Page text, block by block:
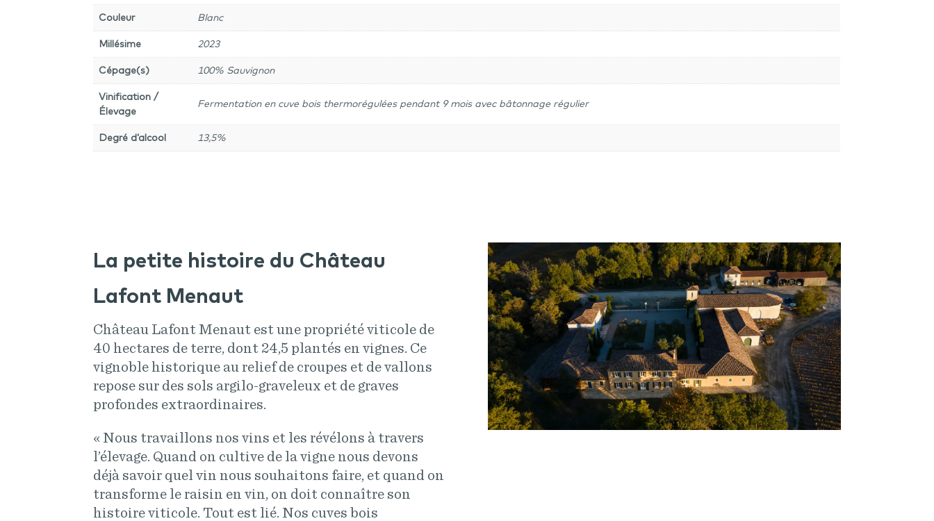
Couleur Blanc
Millésime 2023
Cépage(s) 100% Sauvignon
Vinification /
Élevage
Fermentation en cuve bois thermorégulées pendant 9 mois avec bâtonnage régulier
Degré d’alcool 13,5%
La petite histoire du Château
Lafont Menaut
Château Lafont Menaut est une propriété viticole de
40 hectares de terre, dont 24,5 plantés en vignes. Ce
vignoble historique au relief de croupes et de vallons
repose sur des sols argilo-graveleux et de graves
profondes extraordinaires.
« Nous travaillons nos vins et les révélons à travers
l’élevage. Quand on cultive de la vigne nous devons
déjà savoir quel vin nous souhaitons faire, et quand on
transforme le raisin en vin, on doit connaître son
histoire viticole. Tout est lié. Nos cuves bois